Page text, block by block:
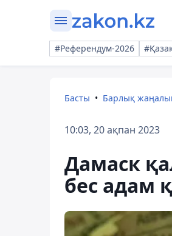
#Референдум-2026
Басты Барлық
10:03, 20 ақпан 2023
Дамаск
бес адам